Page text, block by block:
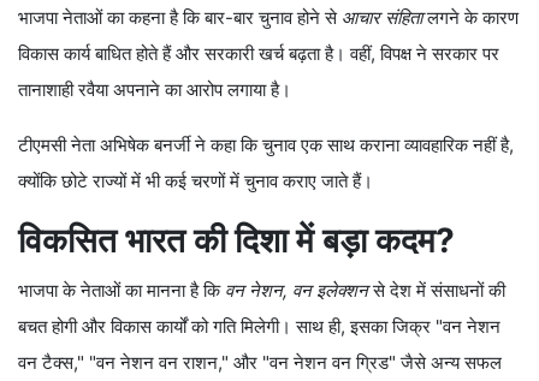
भाजपा नेताओं का कहना है कि बार-बार चुनाव होने से आचार संहितालगने के कारण
विकास कार्य बाधित होते हैं और सरकारी खर्च बढ़ता है। वहीं, विपक्ष ने सरकार पर
तानाशाही रवैया अपनाने का आरोप लगाया है।
टीएमसी नेता अभिषेक बनर्जी ने कहा कि चुनाव एक साथ कराना व्यावहारिक नहीं है,
क्योंकि छोटे राज्यों में भी कई चरणों में चुनाव कराए जाते हैं।
विकसित भारत की दिशा में बड़ा कदम?
भाजपा के नेताओं का मानना है कि वन नेशन, वन इलेक्शनसे देश में संसाधनों की
बचत होगी और विकास कार्यों को गति मिलेगी। साथ ही, इसका जिक्र "वन नेशन
वन टैक्स," "वन नेशन वन राशन," और "वन नेशन वन ग्रिड" जैसे अन्य सफल